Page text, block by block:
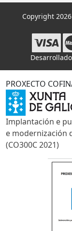
Copyright 2026
PROXECTO
Implantación e
e modernización
(CO300C 2021)